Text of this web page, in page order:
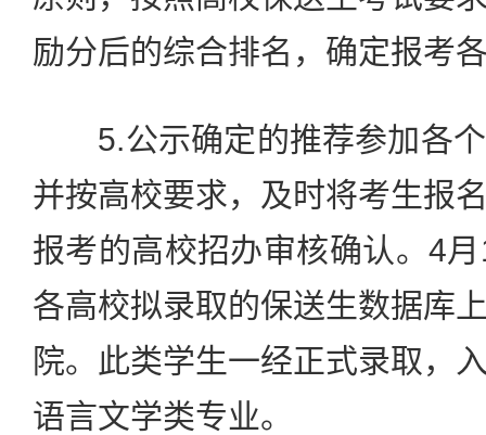
励分后的综合排名，确定报考
5.公示确定的推荐参加各个
并按高校要求，及时将考生报
报考的高校招办审核确认。4
各高校拟录取的保送生数据库
院。此类学生一经正式录取，
语言文学类专业。